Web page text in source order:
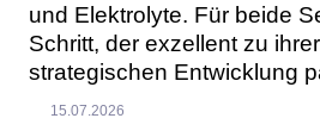
und Elektrolyte. Für beide
Schritt, der exzellent zu
strategischen Entwicklung
15.07.2026